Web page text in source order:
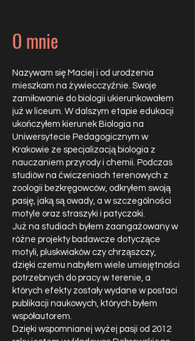
O mnie
Nazywam się Maciej i od urodzenia
mieszkam na żywiecczyźnie. Swoje
zamiłowanie do biologii ukierunkowałem
już w liceum. W dalszym etapie edukacji
ukończyłem kierunek Biologia na
Uniwersytecie Pedagogicznym w
Krakowie ze specjalizacją biologia z
nauczaniem przyrody i chemii. Podczas
studiów na ćwiczeniach terenowych z
zoologii bezkręgowców, odkryłem swoją
pasję, jaką są owady, a w szczególności
motyle oraz straszyki i patyczaki.
Już na studiach byłem zaangażowany w
różne projekty badawcze dotyczące
motyli, pluskwiaków czy chrząszczy,
dzięki czemu nabyłem wiele umiejętności
potrzebnych do pracy w terenie, a
których efekty zostały wydane w postaci
publikacji naukowych, których byłem
współautorem.
Dzięki wspomnianej wyżej pasji od 2012